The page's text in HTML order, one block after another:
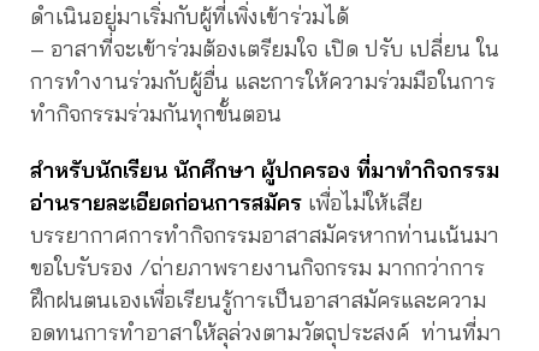
ดำเนินอยู่มาเริ่มกับผู้ที่เพิ่งเข้าร่วมได้
– อาสาที่จะเข้าร่วมต้องเตรียมใจ เปิด ปรับ เปลี่ยน ใน
การทำงานร่วมกับผู้อื่น และการให้ความร่วมมือในการ
ทำกิจกรรมร่วมกันทุกขั้นตอน
สำหรับนักเรียน นักศึกษา ผู้ปกครอง ที่มาทำกิจกรรม
อ่านรายละเอียดก่อนการสมัคร เพื่อไม่ให้เสีย
บรรยากาศการทำกิจกรรมอาสาสมัครหากท่านเน้นมา
ขอใบรับรอง /ถ่ายภาพรายงานกิจกรรม มากกว่าการ
ฝึกฝนตนเองเพื่อเรียนรู้การเป็นอาสาสมัครและความ
อดทนการทำอาสาให้ลุล่วงตามวัตถุประสงค์ ท่านที่มา